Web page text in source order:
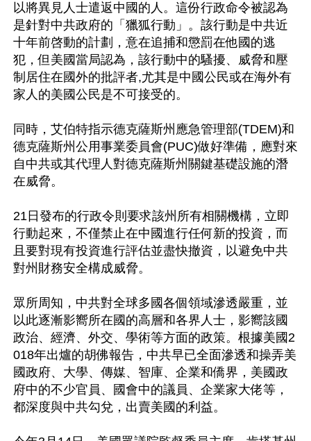
以將異見人士遣返中國的人。這份行政命令被認為
是針對中共政府的「獵狐行動」。該行動是中共近
十年前啓動的計劃，意在追捕和懲罰在他國的逃
犯，但美國當局認為，該行動中的騷擾、威脅和壓
制居住在國外的批評者,尤其是中國公民或在海外有
家人的美國公民是不可接受的。
同時，艾伯特指示德克薩斯州應急管理部(TDEM)和
德克薩斯州公用事業委員會(PUC)做好準備，應對來
自中共或其代理人對德克薩斯州關鍵基礎設施的潛
在威脅。
21日發布的行政令則要求該州所有相關機構，立即
行動起來，不僅禁止在中國進行任何新的投資，而
且要對現有投資進行評估並盡快撤資，以避免中共
對州財務安全構成威脅。
眾所周知，中共對全球多國各個領域滲透嚴重，並
以此逐漸影嚮所在國的高層和各界人士，影嚮該國
政治、經濟、外交、學術等方面的政策。根據美國2
018年出爐的胡佛報告，中共早已全面滲透和操弄美
國政府、大學、傳媒、智庫、企業和僑界，美國政
府中的不少官員、國會中的議員、企業家大佬等，
都深度與中共勾兌，出賣美國的利益。